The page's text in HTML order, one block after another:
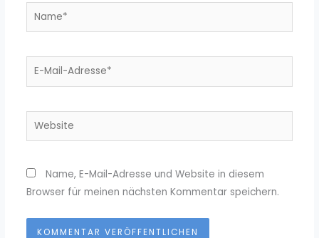
Name*
E-
Website
Name, E-Mail-Adresse und Website in diesem
Browser für meinen nächsten Kommentar speichern.